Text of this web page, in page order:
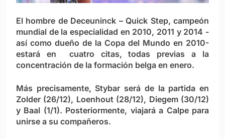
El hombre de Deceuninck – Quick Step, campeón
mundial de la especialidad en 2010, 2011 y 2014 -
así como dueño de la Copa del Mundo en 2010-
estará en cuatro citas, todas previas a la
concentración de la formación belga en enero.
Más precisamente, Stybar será de la partida en
Zolder (26/12), Loenhout (28/12), Diegem (30/12)
y Baal (1/1). Posteriormente, viajará a Calpe para
unirse a su compañeros.